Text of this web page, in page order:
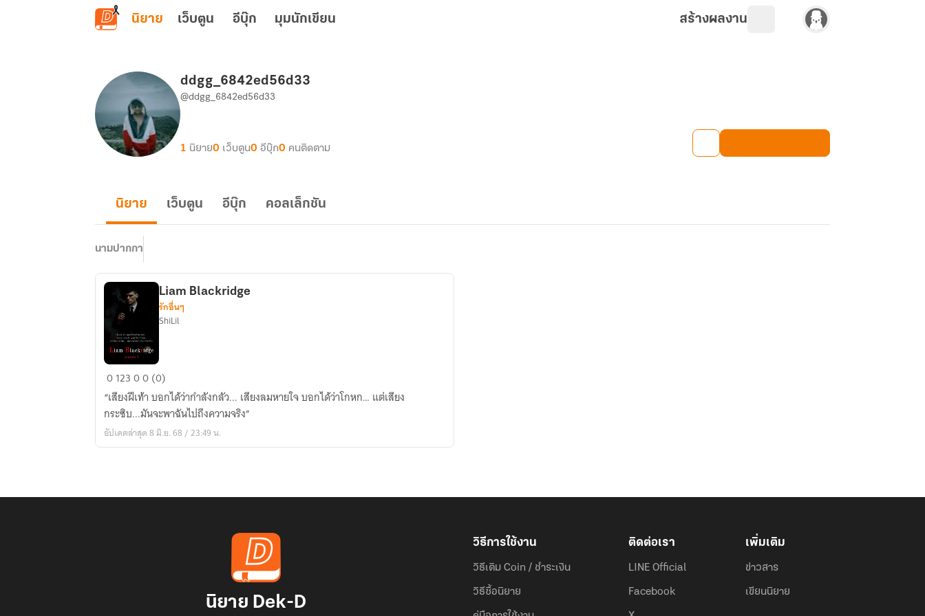
ข้ามไปยังเนื้อหาหลัก
นิยาย เว็บตูน อีบุ๊ก มุมนักเขียน สร้างผลงาน
ddgg_6842ed56d33
@ddgg_6842ed56d33
1 นิยาย0 เว็บตูน0 อีบุ๊ก0 คนติดตาม
นิยาย เว็บตูน อีบุ๊ก คอลเล็กชัน
นามปากกา
Liam
Blackridge
Liam Blackridge
รักอื่นๆ
ShiLil
012300 (0)
“เสียงฝีเท้า บอกได้ว่ากำลังกลัว... เสียงลมหายใจ บอกได้ว่าโกหก… แต่เสียง
กระซิบ...มันจะพาฉันไปถึงความจริง”
อัปเดตล่าสุด 8 มิ.ย. 68 / 23:49 น.
นิยาย Dek-D
วิธีการใช้งาน
วิธีเติม Coin / ชำระเงิน
วิธีซื้อนิยาย
ติดต่อเรา
LINE Official
Facebook
เพิ่มเติม
ข่าวสาร
เขียนนิยาย